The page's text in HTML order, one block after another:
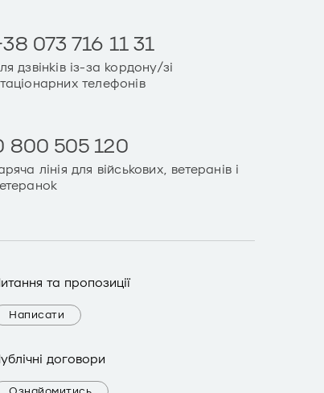
073 716 11 31
дзвінків із-за кордону/зі
телефонів
800 505 120
лінія для військових, ветеранів і
та пропозиції
Написати
договори